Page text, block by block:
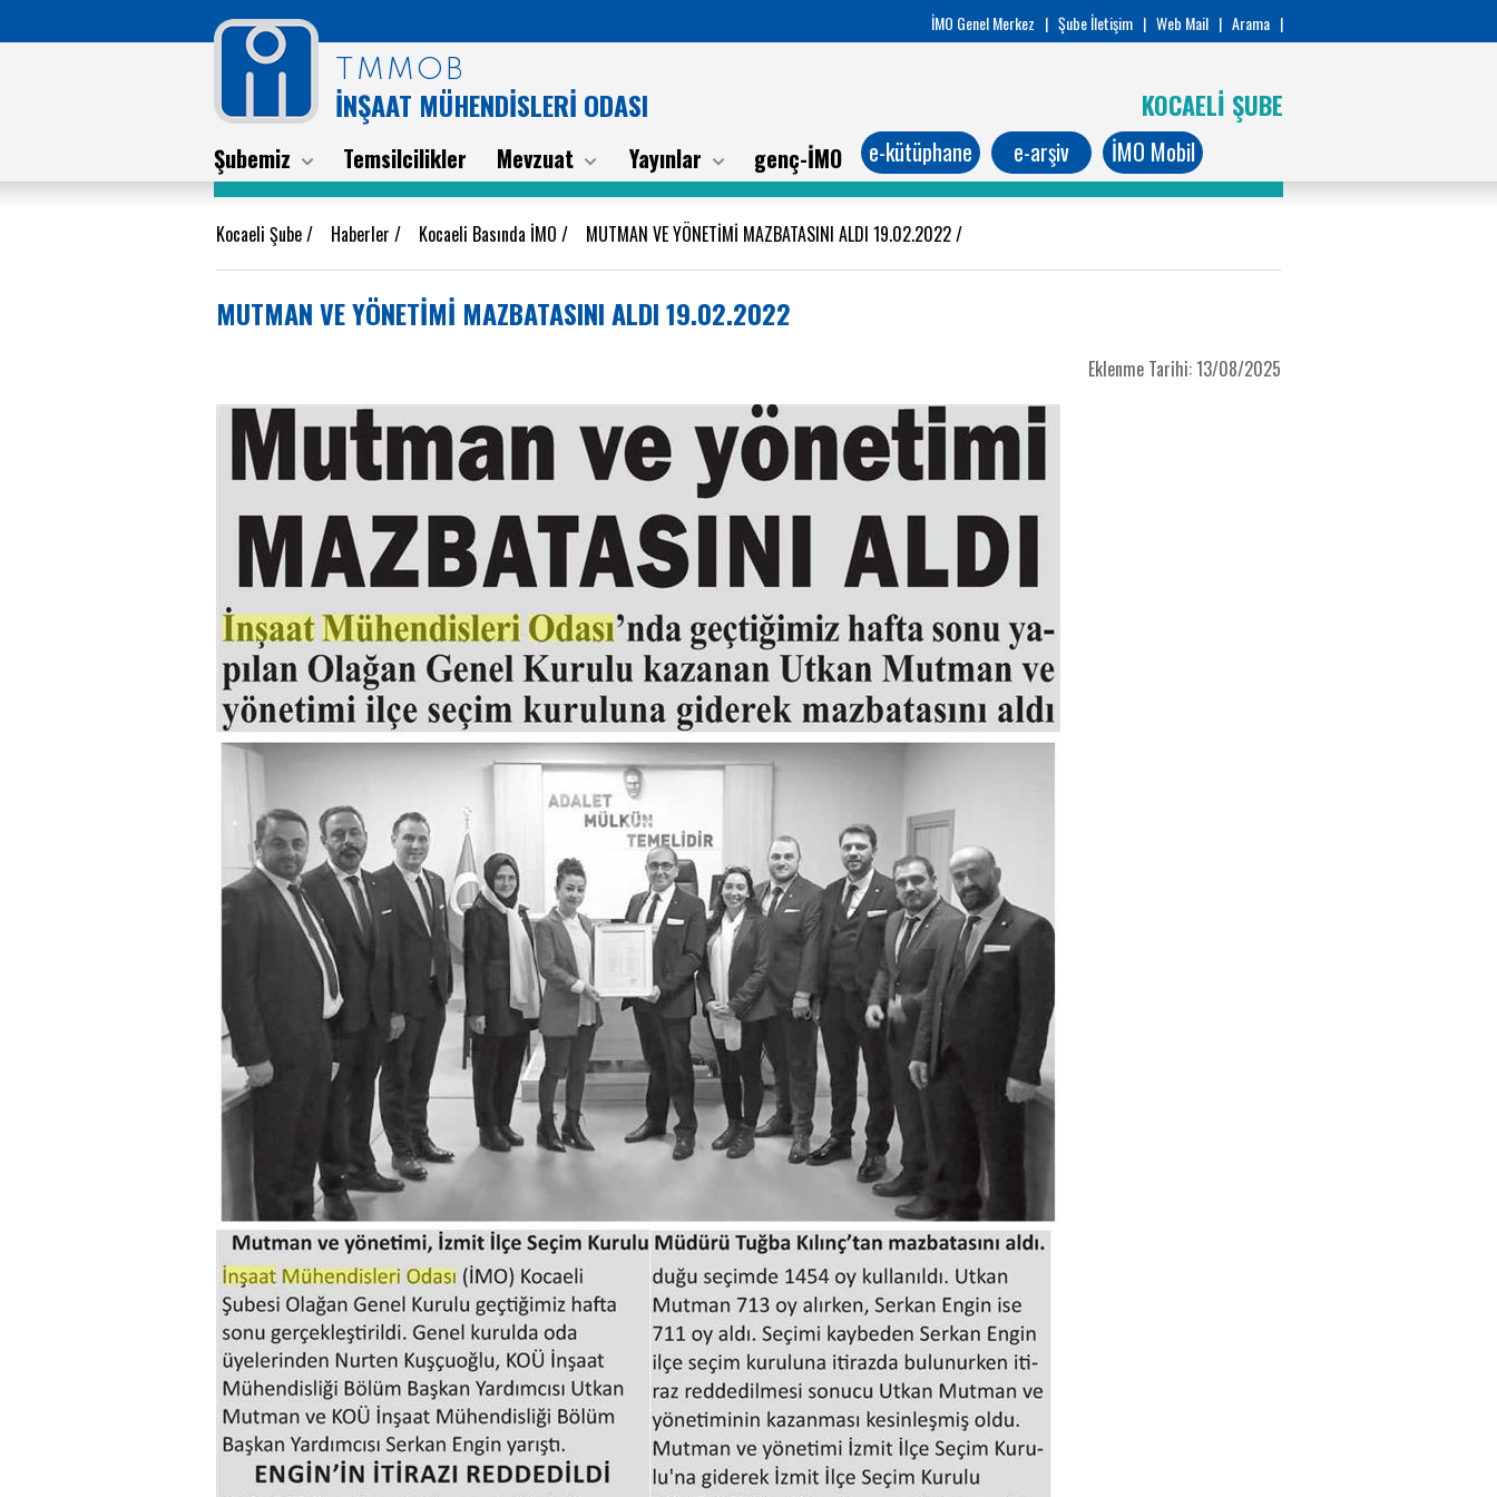
İMO Genel Merkez | Şube İletişim | Web Mail | Arama |
TMMOB
İNŞAAT MÜHENDİSLERİ ODASI KOCAELİ ŞUBE
Şubemiz Temsilcilikler Mevzuat Yayınlar genç-İMO e-kütüphane e-arşiv İMO Mobil
Kocaeli Şube/ Haberler / Kocaeli Basında İMO / MUTMAN VE YÖNETİMİ MAZBATASINI ALDI 19.02.2022/
MUTMAN VE YÖNETİMİ MAZBATASINI ALDI 19.02.2022
Eklenme Tarihi: 13/08/2025